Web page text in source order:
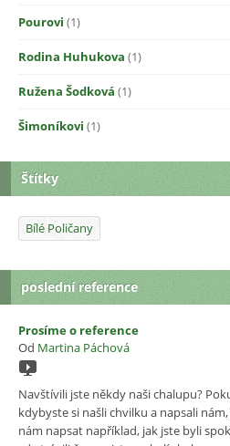
Pourovi (1)
Rodina Huhukova (1)
Ružena Šodková (1)
Šimoníkovi (1)
Štítky
Bílé Poličany
poslední reference
Prosíme o reference
Od Martina Páchová
Navštívili jste někdy naši chalupu?
kdybyste si našli chvilku a napsali
nám napsat například, jak jste byli